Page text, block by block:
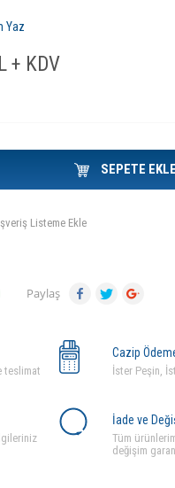
Yaz
+ KDV
SEPETE EKLE
Listeme Ekle
Paylaş
teslimat
Cazip
İster Peşin,
İade ve
Tüm
değişim